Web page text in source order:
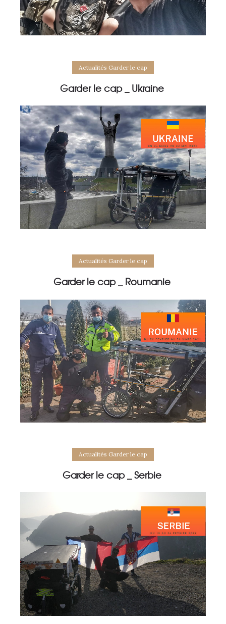
Actualités Garder le cap
Garder le cap _ Ukraine
Actualités Garder le cap
Garder le cap _ Roumanie
Actualités Garder le cap
Garder le cap _ Serbie